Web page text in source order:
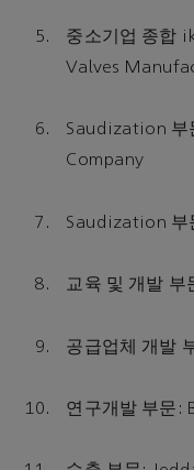
중소기업 종합
Valves
Saudization
Company
Saudization 부
교육 및 개발 부
공급업체 개발
연구개발 부문: